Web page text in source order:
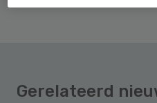
Gerelateerd